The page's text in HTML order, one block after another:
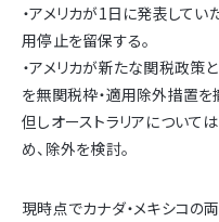
・アメリカが1日に発表して
用停止を留保する。
・アメリカが新たな関税政策
を無関税枠・適用除外措置を
但しオーストラリアについて
め、除外を検討。
現時点でカナダ・メキシコの